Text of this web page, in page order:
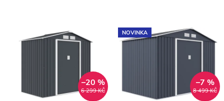
Abecedně
6 299 KČ
–20 %
NOVINKA
8 499 KČ
–7 %